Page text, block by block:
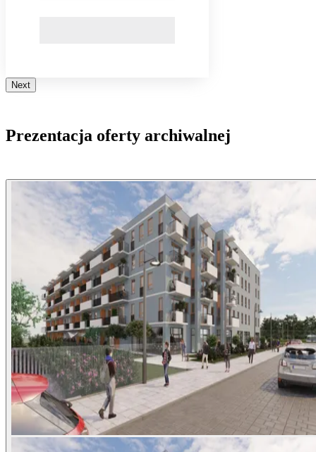
Next
Prezentacja oferty archiwalnej